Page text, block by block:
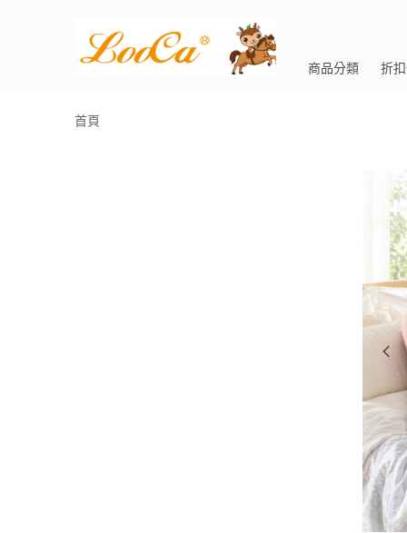
商品分類 折
首頁